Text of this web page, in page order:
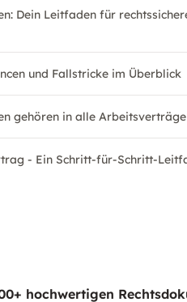
Dein Leitfaden für
und Fallstricke im Überblick
gehören in alle Arbeitsverträge
- Ein Schritt-für-Schritt-
hochwertigen